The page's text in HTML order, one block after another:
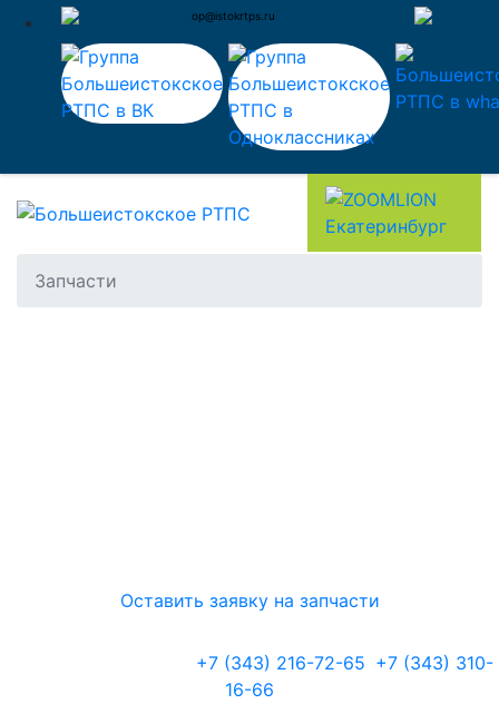
op@istokrtps.ru
Запчасти
Оставить заявку на запчасти
+7 (343) 216-72-65 +7 (343) 310-
16-66